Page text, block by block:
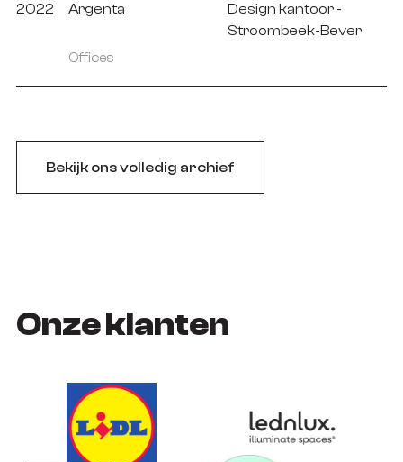
2022 Argenta
Design kantoor -
Stroombeek-Bever
Offices
Bekijk ons volledig archief
Onze klanten